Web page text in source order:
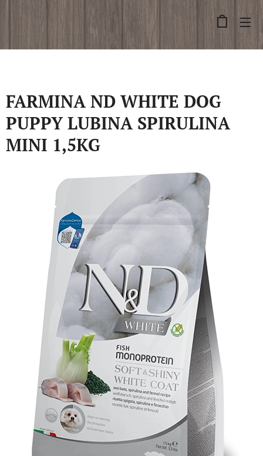
FARMINA ND WHITE DOG
PUPPY LUBINA SPIRULINA
MINI 1,5KG